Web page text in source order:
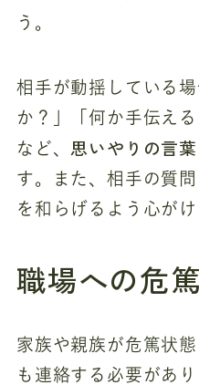
う。
相手が動揺している
か？」「何か手伝え
など、 思いやりの言
す。また、相手の質
を和らげるよう心がけ
職場への危
家族や親族が危篤状
も連絡する必要があ